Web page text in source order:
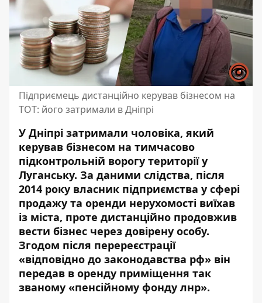
Підприємець дистанційно керував бізнесом на
ТОТ: його затримали в Дніпрі
У Дніпрі затримали чоловіка, який
керував бізнесом на тимчасово
підконтрольній ворогу території у
Луганську. За даними слідства, після
2014 року власник підприємства у сфері
продажу та оренди нерухомості виїхав
із міста, проте дистанційно продовжив
вести бізнес через довірену особу.
Згодом після перереєстрації
«відповідно до законодавства рф» він
передав в оренду приміщення так
званому «пенсійному фонду лнр».